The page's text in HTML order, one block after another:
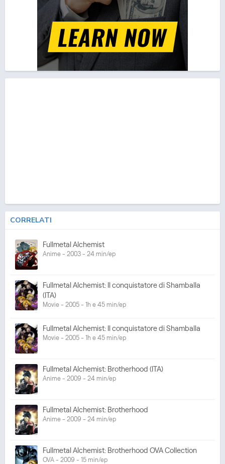
CORRELATI
Fullmetal Alchemist
Anime - 2003 - 24 min/ep
Fullmetal Alchemist: Il conquistatore di Shamballa
(ITA)
Movie - 2005 - 1h e 45 min/ep
Fullmetal Alchemist: Il conquistatore di Shamballa
Movie - 2005 - 1h e 45 min/ep
Fullmetal Alchemist: Brotherhood (ITA)
Anime - 2009 - 24 min/ep
Fullmetal Alchemist: Brotherhood
Anime - 2009 - 24 min/ep
Fullmetal Alchemist: Brotherhood OVA Collection
OVA - 2009 - 15 min/ep